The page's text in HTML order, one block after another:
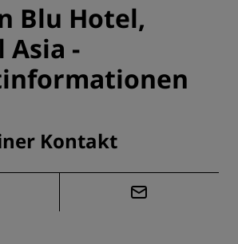
Blu Hotel,
-
Kontakt